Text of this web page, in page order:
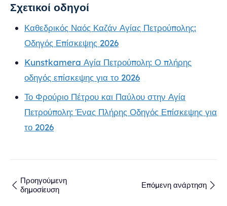
Σχετικοί οδηγοί
Καθεδρικός Ναός Καζάν Αγίας Πετρούπολης:
Οδηγός Επίσκεψης 2026
Kunstkamera Αγία Πετρούπολη: Ο πλήρης
οδηγός επίσκεψης για το 2026
Το Φρούριο Πέτρου και Παύλου στην Αγία
Πετρούπολη: Ένας Πλήρης Οδηγός Επίσκεψης για
το 2026
Προηγούμενη
δημοσίευση
Επόμενη ανάρτηση